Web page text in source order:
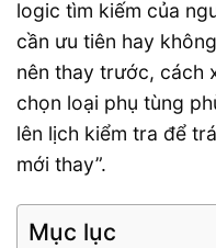
logic tìm kiếm của
cần ưu tiên hay
nên thay trước, cách
chọn loại phụ tùng
lên lịch kiểm tra để
mới thay”.
Mục lục